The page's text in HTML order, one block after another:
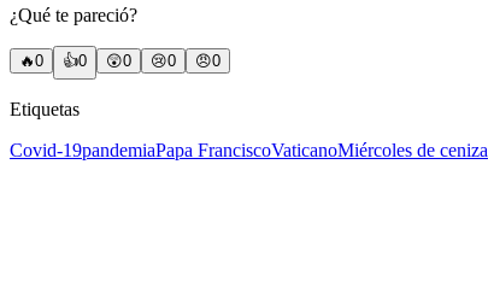
¿Qué te pareció?
🔥0 👍0 😲0 😢0 😠0
Etiquetas
Covid-19pandemiaPapa FranciscoVaticanoMiércoles de ceniza